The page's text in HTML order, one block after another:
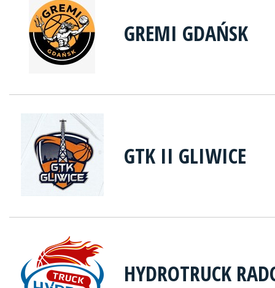
GREMI GDAŃSK
GTK II GLIWICE
HYDROTRUCK